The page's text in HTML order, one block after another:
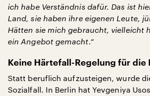
ich habe Verständnis dafür. Das ist
Land, sie haben ihre eigenen Leute,
Hätten sie mich gebraucht, vielleicht
ein Angebot gemacht.“
Keine Härtefall-Regelung für die
Statt beruflich aufzusteigen, wurde
Sozialfall. In Berlin hat Yevgeniya